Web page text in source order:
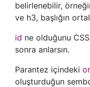
belirlenebilir,
ve h3, başlığın
id ne olduğunu
sonra anlarsın.
Parantez içindeki
oluşturduğun